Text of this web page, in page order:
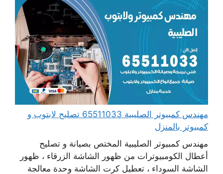
مهندس كمبيوتر الصليبية 65511033 تصليح لابتوب و
كمبيوتر بالمنزل
مهندس كمبيوتر الصليبية المختص بصيانة و تصليح
أعطال الكومبيوترات من ظهور الشاشة الزرقاء ، ظهور
الشاشة السوداء ، تعطيل كرت الشاشة وحدة معالجة